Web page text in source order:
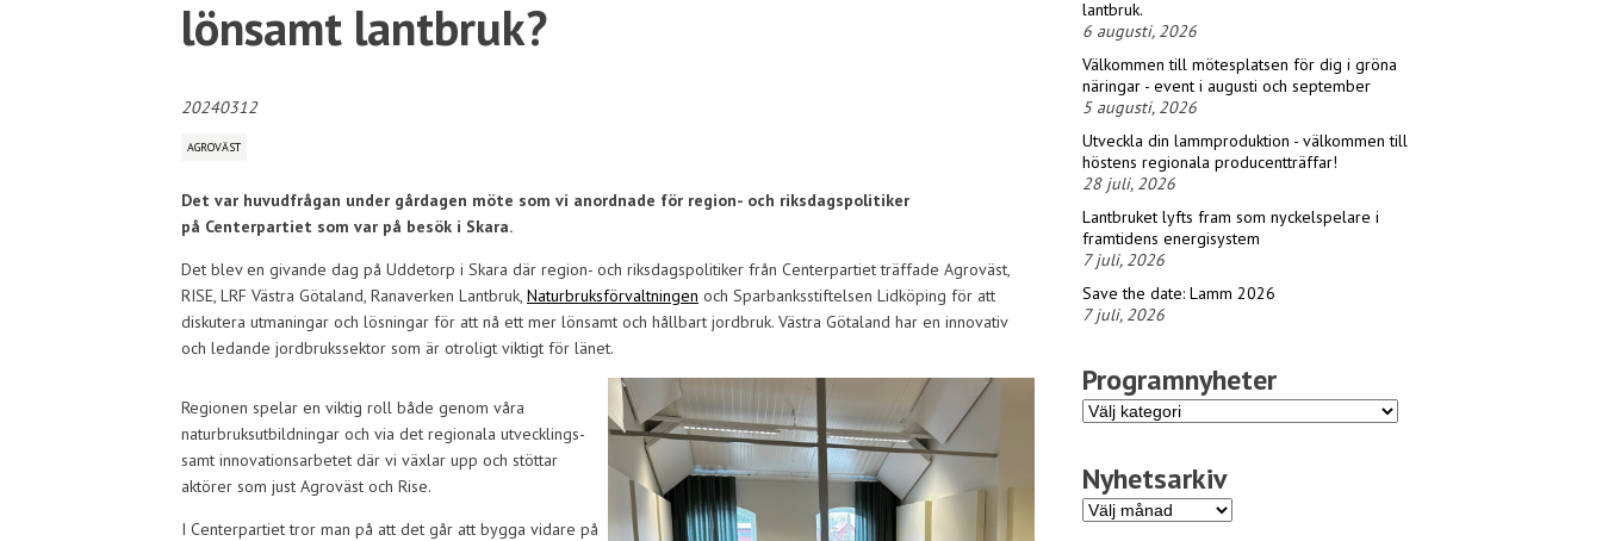
lönsamt lantbruk?
20240312
AGROVÄST
Det var huvudfrågan under gårdagen möte som vi anordnade för region- och riksdagspolitiker
på Centerpartiet som var på besök i Skara.
Det blev en givande dag på Uddetorp i Skara där region- och riksdagspolitiker från Centerpartiet träffade Agroväst,
RISE, LRF Västra Götaland, Ranaverken Lantbruk, Naturbruksförvaltningen och Sparbanksstiftelsen Lidköping för att
diskutera utmaningar och lösningar för att nå ett mer lönsamt och hållbart jordbruk. Västra Götaland har en innovativ
och ledande jordbrukssektor som är otroligt viktigt för länet.
Regionen spelar en viktig roll både genom våra
naturbruksutbildningar och via det regionala utvecklings-
samt innovationsarbetet där vi växlar upp och stöttar
aktörer som just Agroväst och Rise.
I Centerpartiet tror man på att det går att bygga vidare på
lantbruk.
6 augusti, 2026
Välkommen till mötesplatsen för dig i gröna
näringar - event i augusti och september
5 augusti, 2026
Utveckla din lammproduktion - välkommen till
höstens regionala producentträffar!
28 juli, 2026
Lantbruket lyfts fram som nyckelspelare i
framtidens energisystem
7 juli, 2026
Save the date: Lamm 2026
7 juli, 2026
Programnyheter
Programnyheter
Nyhetsarkiv
Nyhetsarkiv